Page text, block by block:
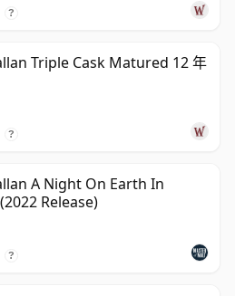
?
Triple Cask Matured 12 年
?
A Night On Earth In
Release)
?